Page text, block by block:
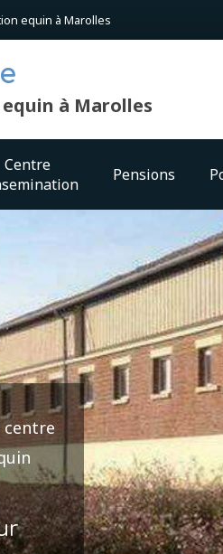
equin à Marolles
à Marolles
Centre
Pensions
centre